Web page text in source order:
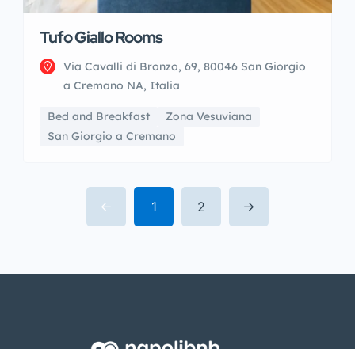
Tufo Giallo Rooms
Via Cavalli di Bronzo, 69, 80046 San Giorgio
a Cremano NA, Italia
Bed and Breakfast
Zona Vesuviana
San Giorgio a Cremano
1 2